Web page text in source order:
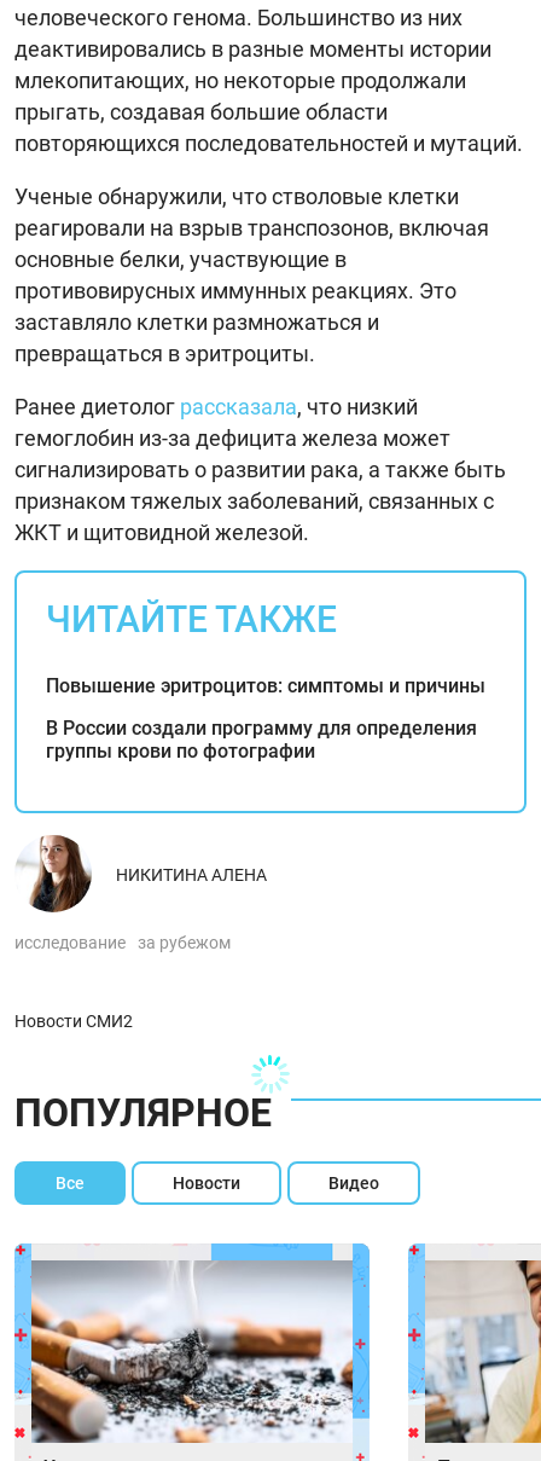
человеческого генома. Большинство из них
деактивировались в разные моменты истории
млекопитающих, но некоторые продолжали
прыгать, создавая большие области
повторяющихся последовательностей и мутаций.
Ученые обнаружили, что стволовые клетки
реагировали на взрыв транспозонов, включая
основные белки, участвующие в
противовирусных иммунных реакциях. Это
заставляло клетки размножаться и
превращаться в эритроциты.
Ранее диетолог рассказала, что низкий
гемоглобин из-за дефицита железа может
сигнализировать о развитии рака, а также быть
признаком тяжелых заболеваний, связанных с
ЖКТ и щитовидной железой.
ЧИТАЙТЕ ТАКЖЕ
Повышение эритроцитов: симптомы и причины
В России создали программу для определения
группы крови по фотографии
НИКИТИНА АЛЕНА
исследование за рубежом
Новости СМИ2
ПОПУЛЯРНОЕ
Все Новости Видео